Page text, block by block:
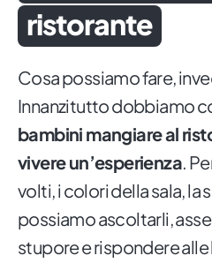
ristorante
Cosa possiamo fare,
Innanzitutto dobbiamo
bambini mangiare al
vivere un’esperienza.
volti, i colori della sala, la
possiamo ascoltarli,
stupore e rispondere